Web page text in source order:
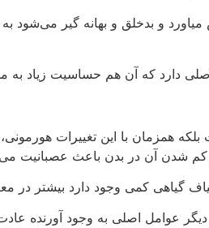
و بدخلق و بهانه گیر می‌شود به
همزمان با این تغییرات
کم شدن آن در بدن باعث عصبانیت
گیاهی کمی وجود دارد بیشتر در
عوامل اصلی به وجود آورنده